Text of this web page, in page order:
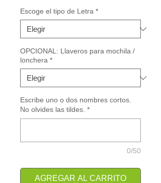
oferta
Escoge el tipo de Letra *
OPCIONAL: Llaveros para mochila /
lonchera *
Escribe uno o dos nombres cortos.
No olvides las tildes. *
0/50
AGREGAR AL CARRITO